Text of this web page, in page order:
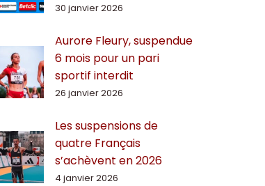
30 janvier 2026
Aurore Fleury, suspendue
6 mois pour un pari
sportif interdit
26 janvier 2026
Les suspensions de
quatre Français
s’achèvent en 2026
4 janvier 2026